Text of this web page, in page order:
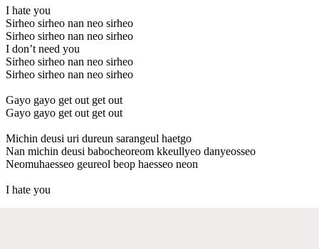
I hate you
Sirheo sirheo nan neo sirheo
Sirheo sirheo nan neo sirheo
I don’t need you
Sirheo sirheo nan neo sirheo
Sirheo sirheo nan neo sirheo
Gayo gayo get out get out
Gayo gayo get out get out
Michin deusi uri dureun sarangeul haetgo
Nan michin deusi babocheoreom kkeullyeo danyeosseo
Neomuhaesseo geureol beop haesseo neon
I hate you